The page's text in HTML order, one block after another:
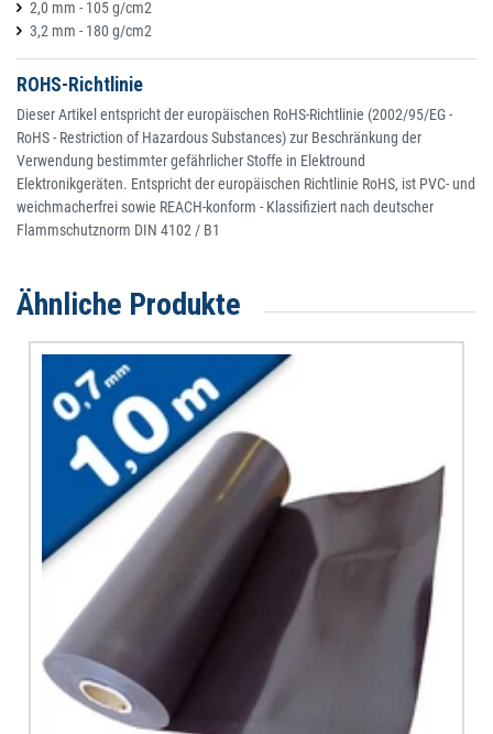
2,0 mm - 105 g/cm2
3,2 mm - 180 g/cm2
ROHS-Richtlinie
Dieser Artikel entspricht der europäischen RoHS-Richtlinie (2002/95/EG -
RoHS - Restriction of Hazardous Substances) zur Beschränkung der
Verwendung bestimmter gefährlicher Stoffe in Elektround
Elektronikgeräten. Entspricht der europäischen Richtlinie RoHS, ist PVC- und
weichmacherfrei sowie REACH-konform - Klassifiziert nach deutscher
Flammschutznorm DIN 4102 / B1
Ähnliche Produkte